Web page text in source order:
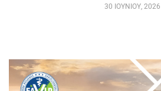
30 ΙΟΥΝΊΟΥ, 2026